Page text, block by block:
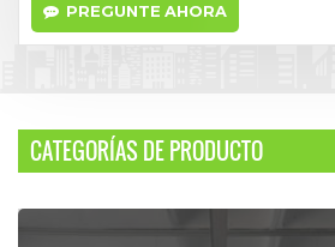
PREGUNTE AHORA
CATEGORÍAS DE PRODUCTO